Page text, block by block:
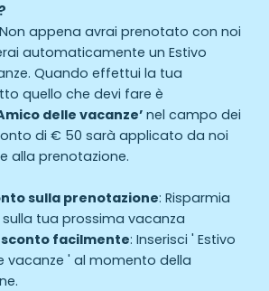
appena avrai prenotato con noi
automaticamente un Estivo
Quando effettui la tua
quello che devi fare è
delle vacanze’ nel campo dei
di € 50 sarà applicato da noi
alla prenotazione.
sulla prenotazione: Risparmia
tua prossima vacanza
sconto facilmente: Inserisci ' Estivo
vacanze ' al momento della